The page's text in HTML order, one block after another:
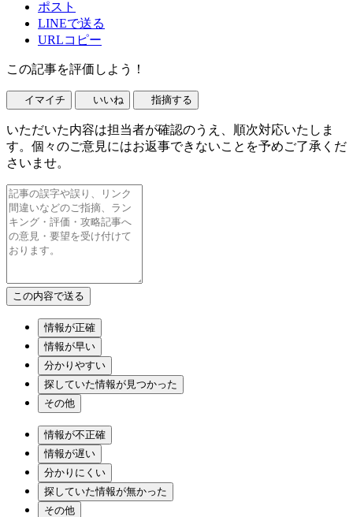
ポスト
LINEで送る
URLコピー
この記事を評価しよう！
イマイチ いいね 指摘する
いただいた内容は担当者が確認のうえ、順次対応いたしま
す。個々のご意見にはお返事できないことを予めご了承くだ
さいませ。
情報が正確
情報が早い
分かりやすい
探していた情報が見つかった
その他
情報が不正確
情報が遅い
分かりにくい
探していた情報が無かった
その他